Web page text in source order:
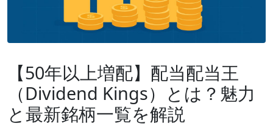
【50年以上増配】配当配当王
（Dividend Kings）とは？魅力
と最新銘柄一覧を解説